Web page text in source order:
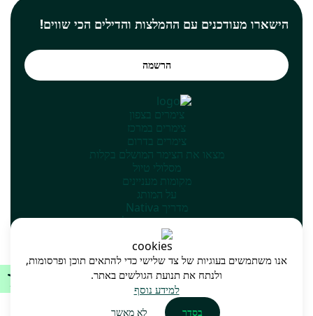
הישארו מעודכנים עם ההמלצות והדילים הכי שווים!
הרשמה
צימרים בצפון
צימרים במרכז
צימרים בדרום
מצאו את הצימר המושלם בקלות
מסלולי טיול
מקומות מעניינים
על המותג
מדריך Nativa
הוספת המקום שלך
מדיניות אתר ותנאי שימוש
אנו משתמשים בעוגיות של צד שלישי כדי להתאים תוכן ופרסומות,
ולנתח את תנועת הגולשים באתר.
למידע נוסף
בסדר לא מאשר